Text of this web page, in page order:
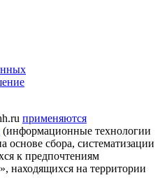
применяются
(информационные технологии
основе сбора, систематизации
к предпочтениям
находящихся на территории